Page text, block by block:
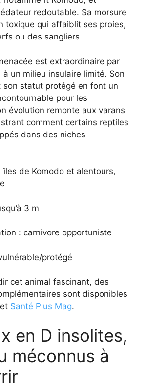
redoutable. Sa morsure
toxique qui affaiblit ses proies,
ou des sangliers.
est extraordinaire par
un milieu insulaire limité. Son
son statut protégé en font un
pour les
évolution remonte aux varans
comment certains reptiles
dans des niches
îles de Komodo et alentours,
3 m
: carnivore opportuniste
protégé
cet animal fascinant, des
sont disponibles
et Santé Plus Mag.
en D insolites,
méconnus à